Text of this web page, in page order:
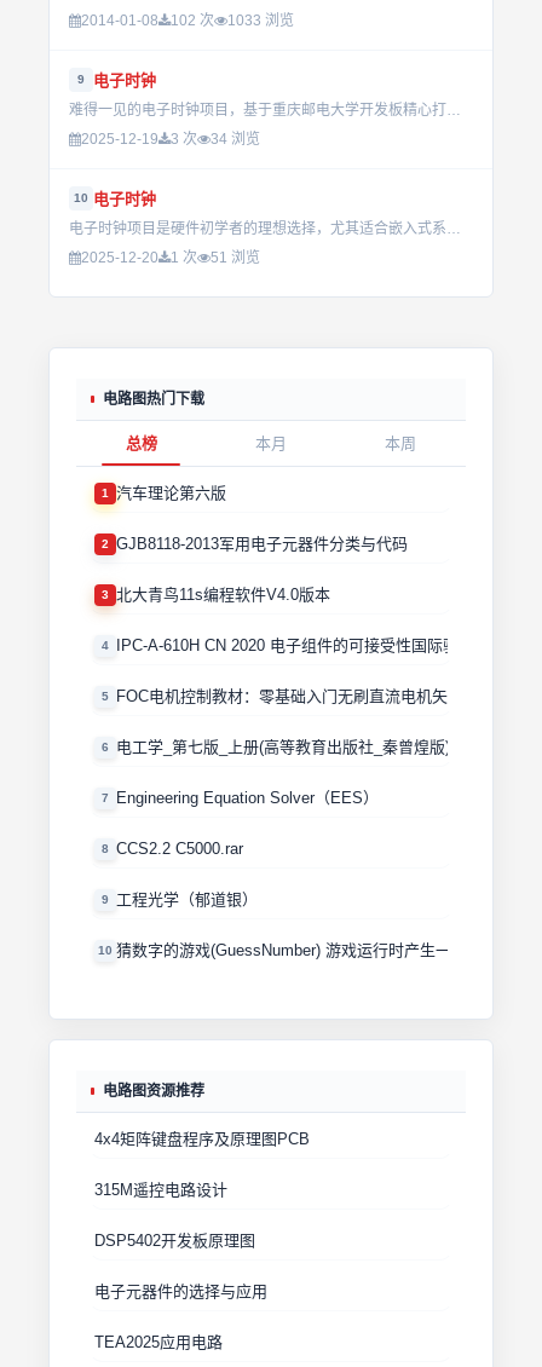
2014-01-08 102 次 1033 浏览
9 电子时钟
难得一见的电子时钟项目，基于重庆邮电大学开发板精心打造，集成了闹钟和时钟功能。通过数码管显示时间和矩阵键盘设置时间加减，这份资料是嵌入式系统学习者的宝贵资源，适合动手实践和深入研究。...
2025-12-19
3 次 34 浏览
10 电子时钟
电子时钟项目是硬件初学者的理想选择，尤其适合嵌入式系统教学或个人兴趣开发。通过构建这一装置，学习者能够深入了解定时器中断机制及数码管显示技术，同时还能提升电路设计与编程能力，在DIY社区和教育领域广受...
2025-12-20
1 次 51 浏览
电路图热门下载
总榜 本月 本周
1 汽车理论第六版
2 GJB8118-2013军用电子元器件分类与代码
3 北大青鸟11s编程软件V4.0版本
4 IPC-A-610H CN 2020 电子组件的可接受性国际验收标准
5 FOC电机控制教材：零基础入门无刷直流电机矢量控制技术
6 电工学_第七版_上册(高等教育出版社_秦曾煌版)
7 Engineering Equation Solver（EES）
8 CCS2.2 C5000.rar
9 工程光学（郁道银）
10 猜数字的游戏(GuessNumber) 游戏运行时产生一个0－1000
电路图资源推荐
4x4矩阵键盘程序及原理图PCB
315M遥控电路设计
DSP5402开发板原理图
电子元器件的选择与应用
TEA2025应用电路